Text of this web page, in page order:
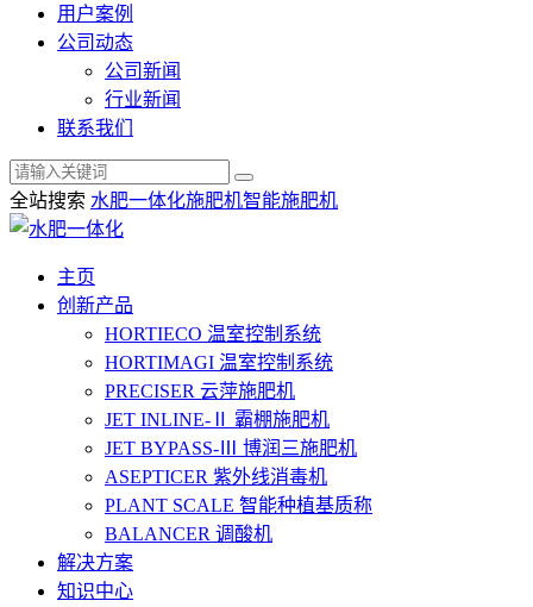
用户案例
公司动态
公司新闻
行业新闻
联系我们
全站搜索 水肥一体化施肥机智能施肥机
主页
创新产品
HORTIECO 温室控制系统
HORTIMAGI 温室控制系统
PRECISER 云萍施肥机
JET INLINE-Ⅱ 霸棚施肥机
JET BYPASS-Ⅲ 博润三施肥机
ASEPTICER 紫外线消毒机
PLANT SCALE 智能种植基质称
BALANCER 调酸机
解决方案
知识中心